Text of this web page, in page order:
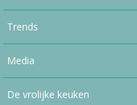
Trends
Media
De vrolijke keuken